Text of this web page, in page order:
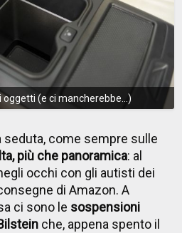
oggetti (e ci mancherebbe...)
seduta, come sempre sulle
più che panoramica: al
occhi con gli autisti dei
di Amazon. A
ci sono le sospensioni
che, appena spento il